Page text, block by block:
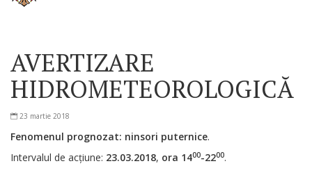
AVERTIZARE
HIDROMETEOROLOGICĂ
23 martie 2018
Fenomenul prognozat: ninsori puternice.
Intervalul de acțiune: 23.03.2018, ora 1400-2200.